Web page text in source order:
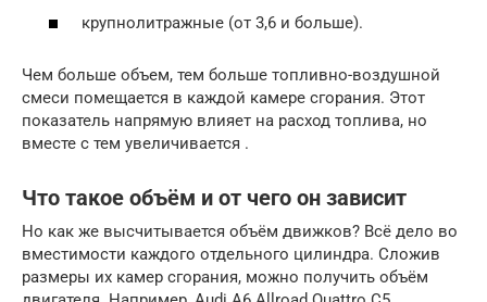
крупнолитражные (от 3,6 и больше).
Чем больше объем, тем больше топливно-воздушной
смеси помещается в каждой камере сгорания. Этот
показатель напрямую влияет на расход топлива, но
вместе с тем увеличивается .
Что такое объём и от чего он зависит
Но как же высчитывается объём движков? Всё дело во
вместимости каждого отдельного цилиндра. Сложив
размеры их камер сгорания, можно получить объём